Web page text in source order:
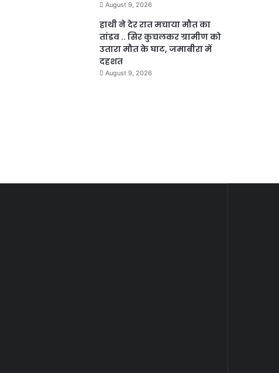
August 9, 2026
हाथी ने देर रात मचाया मौत का
तांडव .. सिर कुचलकर ग्रामीण को
उतारा मौत के घाट, जमाबीरा में
दहशत
August 9, 2026